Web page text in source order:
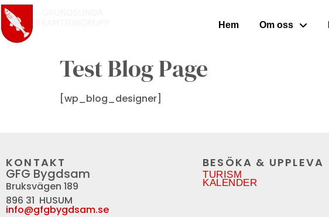
Hem Om oss
Test Blog Page
[wp_blog_designer]
KONTAKT
GFG Bygdsam
Bruksvägen 189
896 31 HUSUM
info@gfgbygdsam.se
BESÖKA & UPPLEVA
TURISM
KALENDER